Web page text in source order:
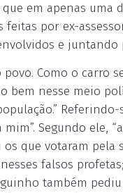
em apenas uma
por ex-
e juntando
Como o carro
bem nesse meio
Referindo-
Segundo ele, “a
que votaram pela
falsos
também